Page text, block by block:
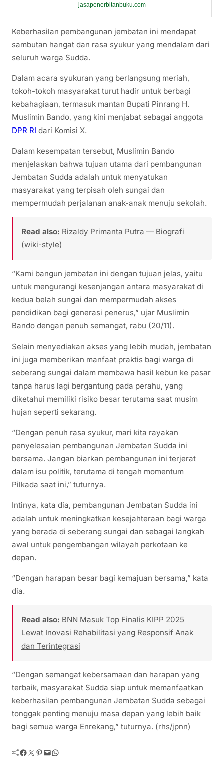
jasapenerbitanbuku.com
Keberhasilan pembangunan jembatan ini mendapat
sambutan hangat dan rasa syukur yang mendalam dari
seluruh warga Sudda.
Dalam acara syukuran yang berlangsung meriah,
tokoh-tokoh masyarakat turut hadir untuk berbagi
kebahagiaan, termasuk mantan Bupati Pinrang H.
Muslimin Bando, yang kini menjabat sebagai anggota
DPR RI dari Komisi X.
Dalam kesempatan tersebut, Muslimin Bando
menjelaskan bahwa tujuan utama dari pembangunan
Jembatan Sudda adalah untuk menyatukan
masyarakat yang terpisah oleh sungai dan
mempermudah perjalanan anak-anak menuju sekolah.
Read also: Rizaldy Primanta Putra — Biografi
(wiki-style)
“Kami bangun jembatan ini dengan tujuan jelas, yaitu
untuk mengurangi kesenjangan antara masyarakat di
kedua belah sungai dan mempermudah akses
pendidikan bagi generasi penerus,” ujar Muslimin
Bando dengan penuh semangat, rabu (20/11).
Selain menyediakan akses yang lebih mudah, jembatan
ini juga memberikan manfaat praktis bagi warga di
seberang sungai dalam membawa hasil kebun ke pasar
tanpa harus lagi bergantung pada perahu, yang
diketahui memiliki risiko besar terutama saat musim
hujan seperti sekarang.
“Dengan penuh rasa syukur, mari kita rayakan
penyelesaian pembangunan Jembatan Sudda ini
bersama. Jangan biarkan pembangunan ini terjerat
dalam isu politik, terutama di tengah momentum
Pilkada saat ini,” tuturnya.
Intinya, kata dia, pembangunan Jembatan Sudda ini
adalah untuk meningkatkan kesejahteraan bagi warga
yang berada di seberang sungai dan sebagai langkah
awal untuk pengembangan wilayah perkotaan ke
depan.
“Dengan harapan besar bagi kemajuan bersama,” kata
dia.
Read also: BNN Masuk Top Finalis KIPP 2025
Lewat Inovasi Rehabilitasi yang Responsif Anak
dan Terintegrasi
“Dengan semangat kebersamaan dan harapan yang
terbaik, masyarakat Sudda siap untuk memanfaatkan
keberhasilan pembangunan Jembatan Sudda sebagai
tonggak penting menuju masa depan yang lebih baik
bagi semua warga Enrekang,” tuturnya. (rhs/jpnn)
Facebook Twitter Pinterest Mail WhatsApp